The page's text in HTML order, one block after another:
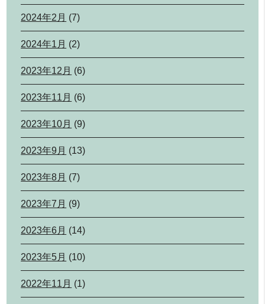
2024年2月 (7)
2024年1月 (2)
2023年12月 (6)
2023年11月 (6)
2023年10月 (9)
2023年9月 (13)
2023年8月 (7)
2023年7月 (9)
2023年6月 (14)
2023年5月 (10)
2022年11月 (1)